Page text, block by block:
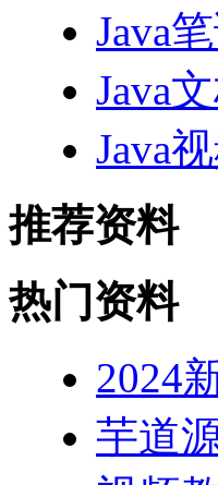
Java
Java
Java
推荐资料
热门资料
2024
芋道